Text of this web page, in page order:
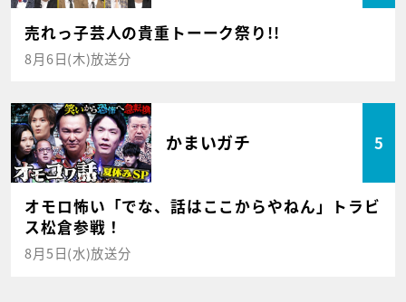
売れっ子芸人の貴重トーーク祭り!!
8月6日(木)放送分
かまいガチ 5
オモロ怖い「でな、話はここからやねん」トラビ
ス松倉参戦！
8月5日(水)放送分